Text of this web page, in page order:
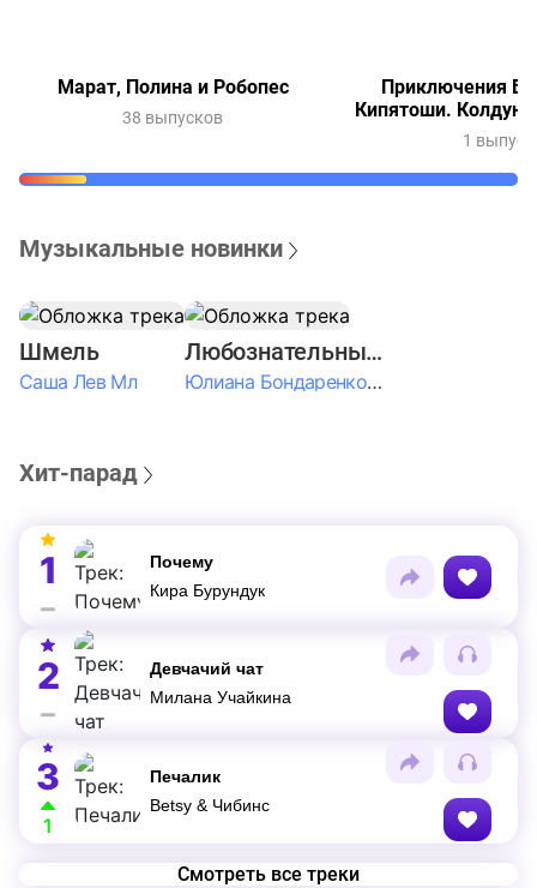
Марат, Полина и Робопес
38 выпусков
Приключения
Кипятоши.
1 выпуск
Музыкальные новинки
Шмель
Саша Лев Мл
Любознательные Дети
Юлиана Бондаренко & Амелия Колпакова & Егор Егоров & Валерия Шевченко & Ксюша Косичкина
Хит-парад
1
Почему
Кира Бурундук
2
Девчачий чат
Милана Учайкина
3
1
Печалик
Betsy & Чибинс
Смотреть все треки